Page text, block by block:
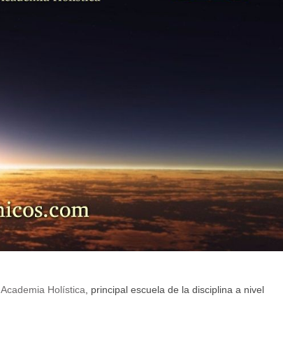
Academia Holística , principal escuela de la disciplina a nivel